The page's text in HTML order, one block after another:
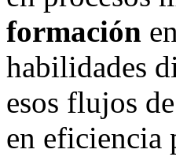
formación
habilidades
esos flujos
en eficiencia